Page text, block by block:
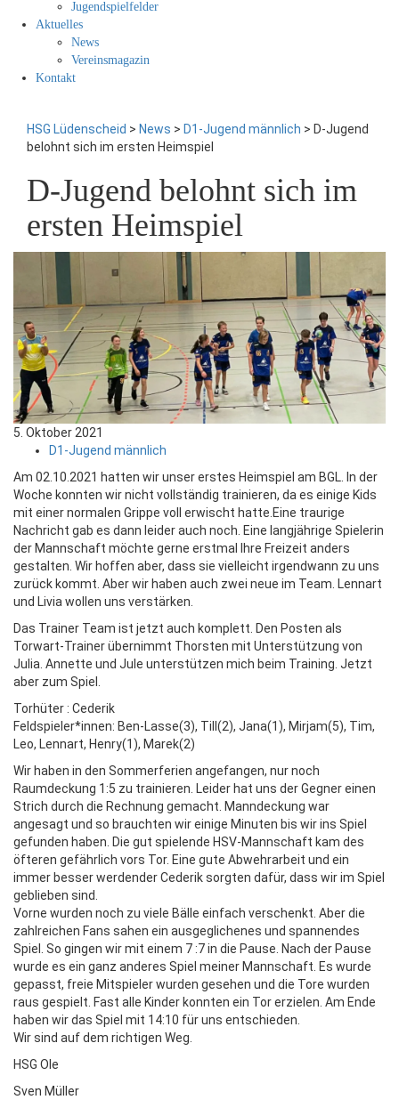
Jugendspielfelder
Aktuelles
News
Vereinsmagazin
Kontakt
HSG Lüdenscheid > News > D1-Jugend männlich > D-Jugend
belohnt sich im ersten Heimspiel
D-Jugend belohnt sich im
ersten Heimspiel
5. Oktober 2021
D1-Jugend männlich
Am 02.10.2021 hatten wir unser erstes Heimspiel am BGL. In der
Woche konnten wir nicht vollständig trainieren, da es einige Kids
mit einer normalen Grippe voll erwischt hatte. Eine traurige
Nachricht gab es dann leider auch noch. Eine langjährige Spielerin
der Mannschaft möchte gerne erstmal Ihre Freizeit anders
gestalten. Wir hoffen aber, dass sie vielleicht irgendwann zu uns
zurück kommt. Aber wir haben auch zwei neue im Team. Lennart
und Livia wollen uns verstärken.
Das Trainer Team ist jetzt auch komplett. Den Posten als
Torwart-Trainer übernimmt Thorsten mit Unterstützung von
Julia. Annette und Jule unterstützen mich beim Training. Jetzt
aber zum Spiel.
Torhüter : Cederik
Feldspieler*innen: Ben-Lasse(3), Till(2), Jana(1), Mirjam(5), Tim,
Leo, Lennart, Henry(1), Marek(2)
Wir haben in den Sommerferien angefangen, nur noch
Raumdeckung 1:5 zu trainieren. Leider hat uns der Gegner einen
Strich durch die Rechnung gemacht. Manndeckung war
angesagt und so brauchten wir einige Minuten bis wir ins Spiel
gefunden haben. Die gut spielende HSV-Mannschaft kam des
öfteren gefährlich vors Tor. Eine gute Abwehrarbeit und ein
immer besser werdender Cederik sorgten dafür, dass wir im Spiel
geblieben sind.
Vorne wurden noch zu viele Bälle einfach verschenkt. Aber die
zahlreichen Fans sahen ein ausgeglichenes und spannendes
Spiel. So gingen wir mit einem 7 :7 in die Pause. Nach der Pause
wurde es ein ganz anderes Spiel meiner Mannschaft. Es wurde
gepasst, freie Mitspieler wurden gesehen und die Tore wurden
raus gespielt. Fast alle Kinder konnten ein Tor erzielen. Am Ende
haben wir das Spiel mit 14:10 für uns entschieden.
Wir sind auf dem richtigen Weg.
HSG Ole
Sven Müller